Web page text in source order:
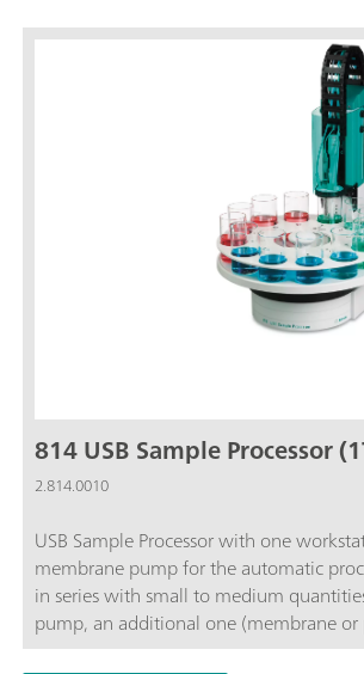
814 USB Sample Processor
2.814.0010
USB Sample Processor with one
membrane pump for the automatic
in series with small to medium
pump, an additional one (membrane
dosing devices for Liquid Handling